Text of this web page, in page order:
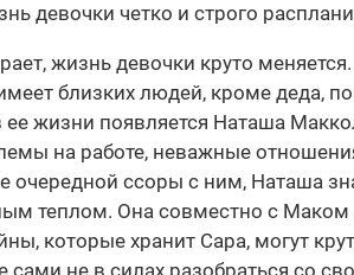
девочки четко и строго
жизнь девочки круто
близких людей, кроме деда,
жизни появляется Наташа
на работе, неважные
ссоры с ним, Наташа
теплом. Она совместно с
которые хранит Сара, могут
не в силах разобраться со